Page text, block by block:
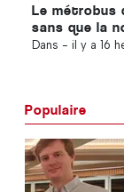
Le métrobus
sans que la
Dans - il y a 16
Populaire